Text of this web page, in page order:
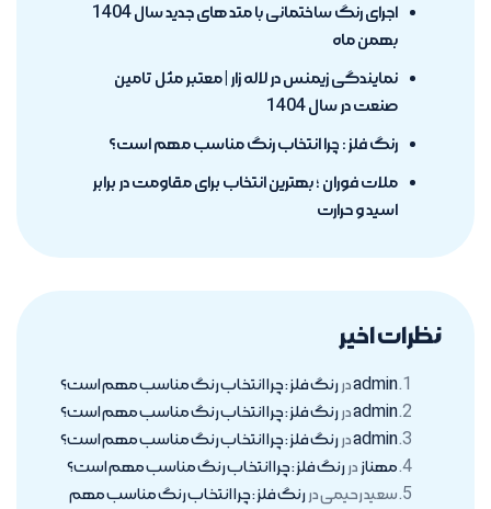
اجرای رنگ ساختمانی با متد های جدید سال 1404
بهمن ماه
نمایندگی زیمنس در لاله زار | معتبر مثل تامین
صنعت در سال 1404
رنگ فلز : چرا انتخاب رنگ مناسب مهم است؟
ملات فوران ؛ بهترین انتخاب برای مقاومت در برابر
اسید و حرارت
نظرات اخیر
adminدررنگ فلز : چرا انتخاب رنگ مناسب مهم است؟
adminدررنگ فلز : چرا انتخاب رنگ مناسب مهم است؟
adminدررنگ فلز : چرا انتخاب رنگ مناسب مهم است؟
مهنازدررنگ فلز : چرا انتخاب رنگ مناسب مهم است؟
سعید رحیمیدررنگ فلز : چرا انتخاب رنگ مناسب مهم